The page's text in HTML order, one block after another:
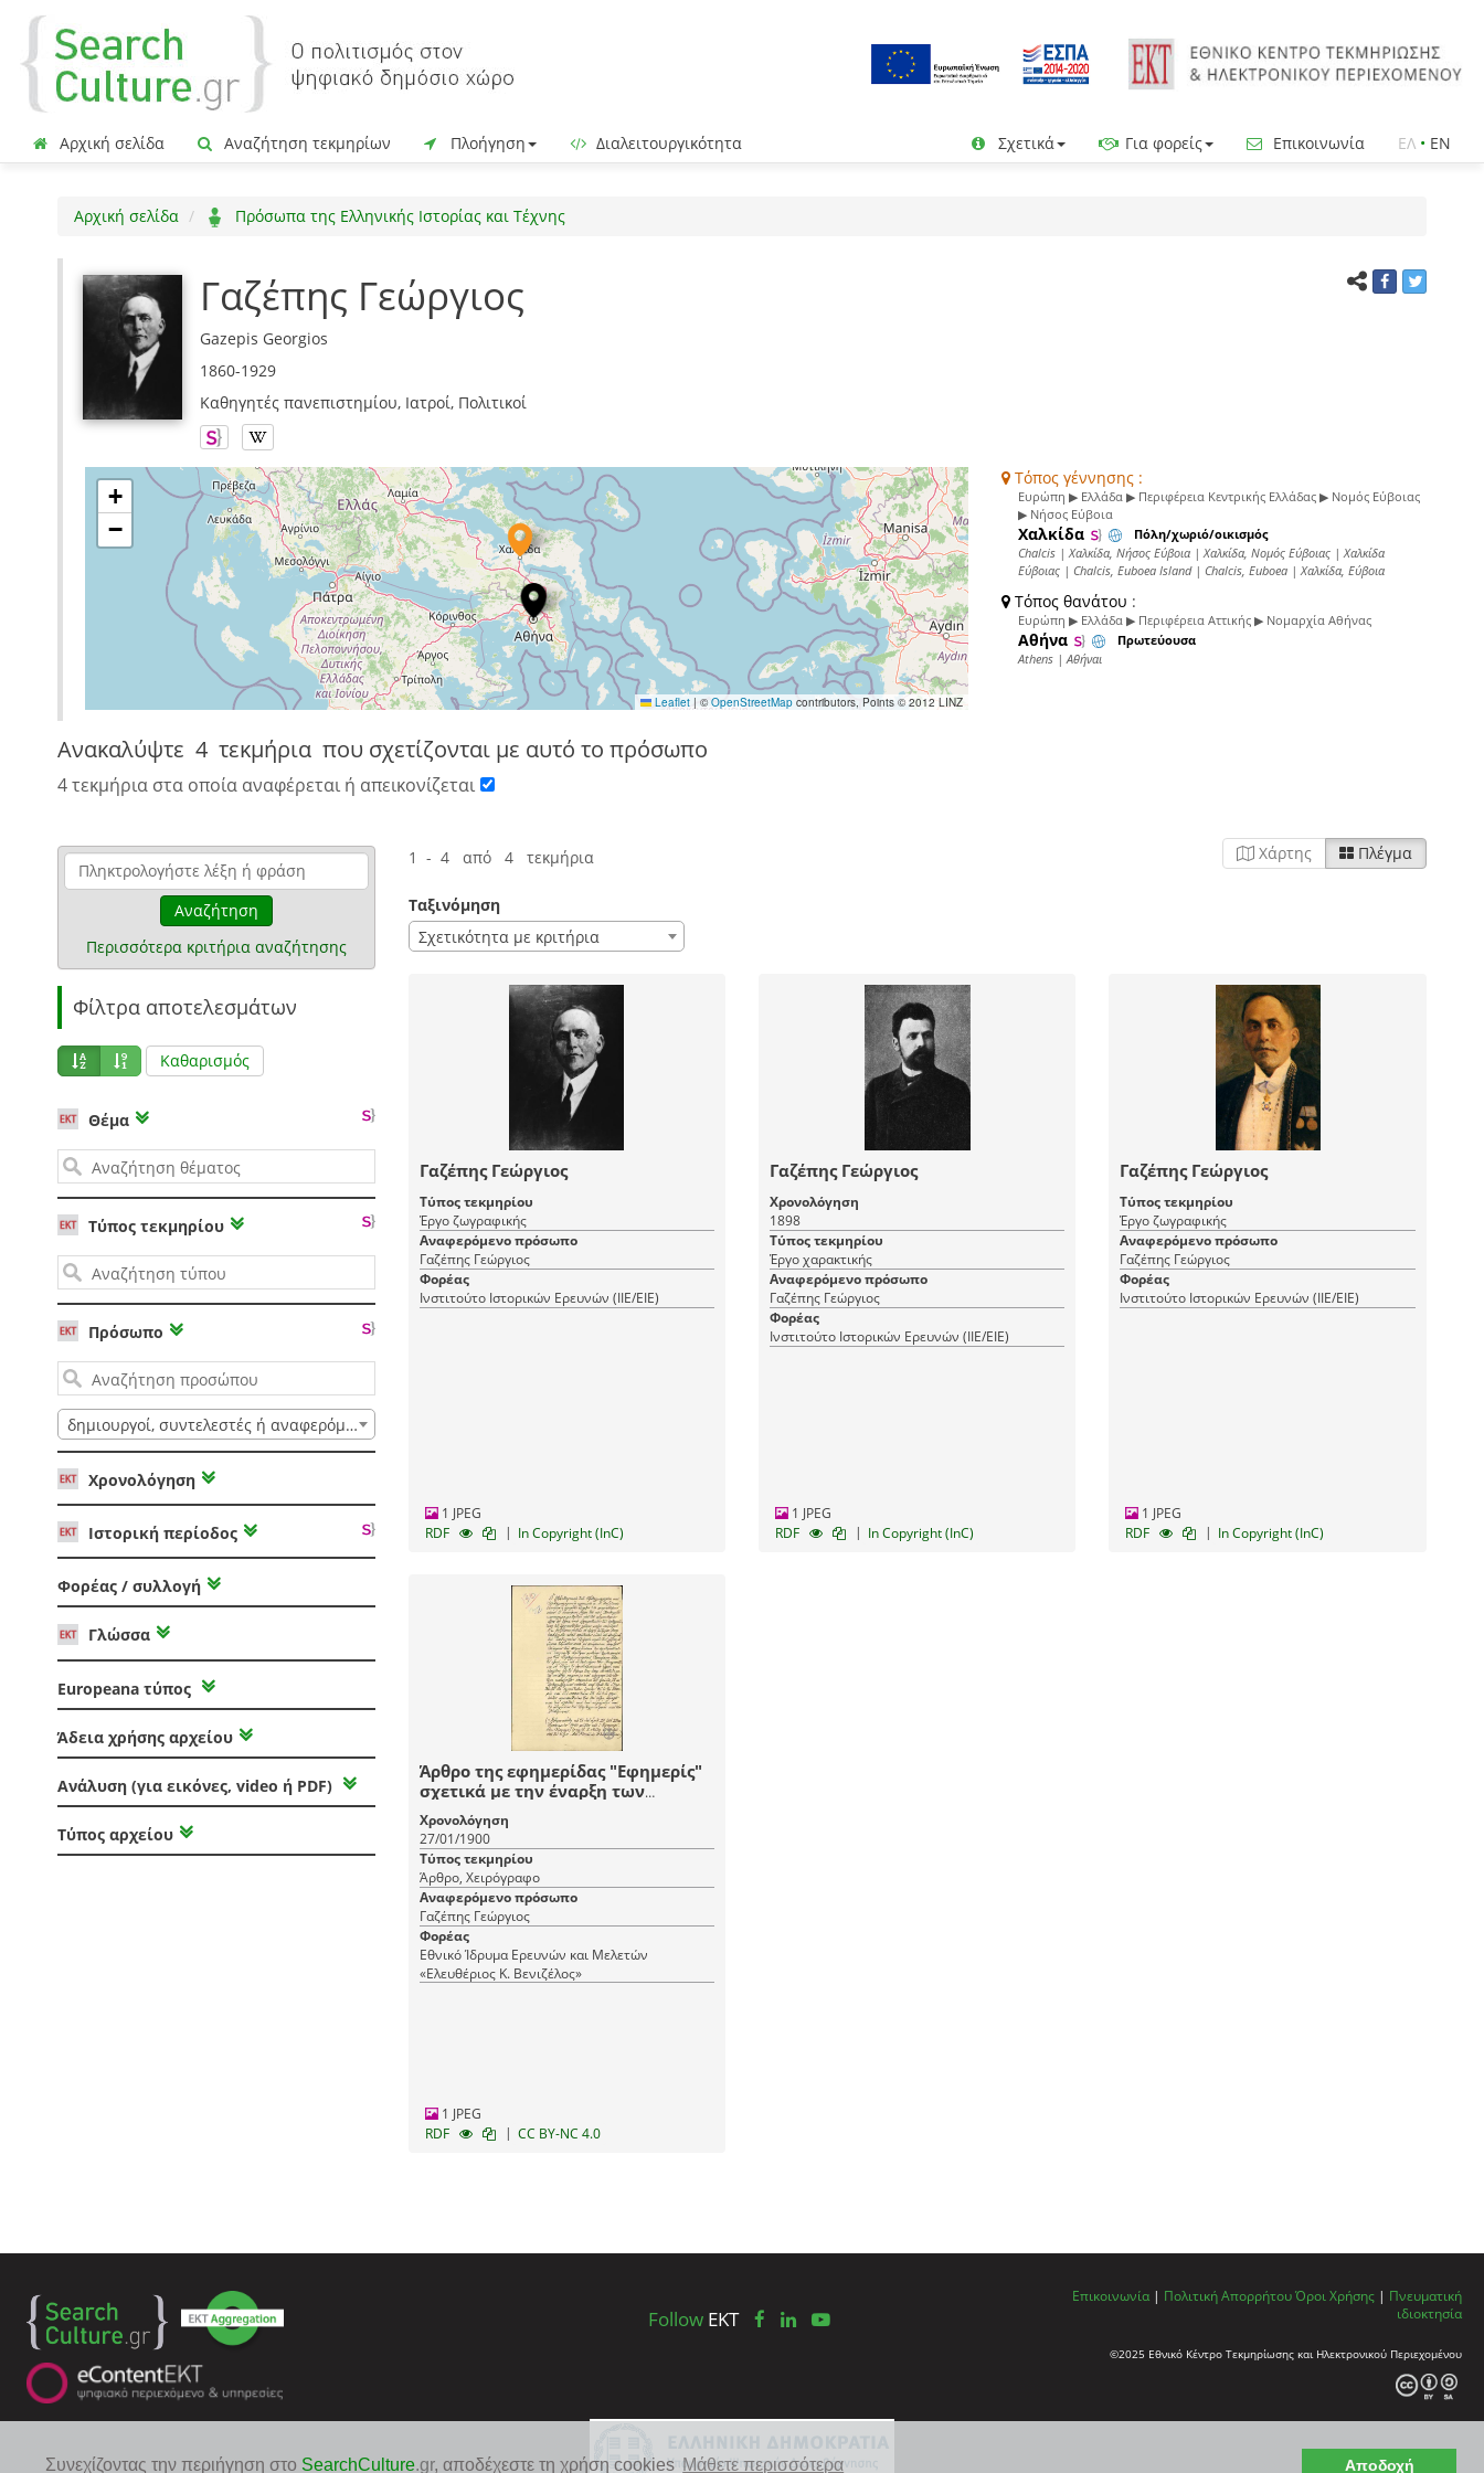
Συνεχίζοντας την περιήγηση στο SearchCulture.gr, αποδέχεστε τη χρήση cookies Μάθετε περισσότερα Αποδοχή
Αρχική σελίδα Αναζήτηση τεκμηρίων Πλοήγηση Διαλειτουργικότητα Σχετικά Για φορείς Επικοινωνία ΕΛ • EN
Αρχική σελίδα Πρόσωπα της Ελληνικής Ιστορίας και Τέχνης
Γαζέπης Γεώργιος
Gazepis Georgios
1860-1929
Καθηγητές πανεπιστημίου, Ιατροί, Πολιτικοί
+
−
Leaflet | © OpenStreetMap contributors, Points © 2012 LINZ
Τόπος γέννησης :
Ευρώπη ▶ Ελλάδα ▶ Περιφέρεια Κεντρικής Ελλάδας ▶ Νομός Εύβοιας
▶ Νήσος Εύβοια
Χαλκίδα Πόλη/χωριό/οικισμός
Chalcis | Χαλκίδα, Νήσος Εύβοια | Χαλκίδα, Νομός Εύβοιας | Χαλκίδα
Εύβοιας | Chalcis, Euboea Island | Chalcis, Euboea | Χαλκίδα, Εύβοια
Τόπος θανάτου :
Ευρώπη ▶ Ελλάδα ▶ Περιφέρεια Αττικής ▶ Νομαρχία Αθήνας
Αθήνα Πρωτεύουσα
Athens | Αθήναι
Ανακαλύψτε 4 τεκμήρια που σχετίζονται με αυτό το πρόσωπο
4 τεκμήρια στα οποία αναφέρεται ή απεικονίζεται
Αναζήτηση
Περισσότερα κριτήρια αναζήτησης
Φίλτρα αποτελεσμάτων
Καθαρισμός
Θέμα
Τύπος τεκμηρίου
Πρόσωπο
δημιουργοί, συντελεστές ή αναφερόμενοι
Χρονολόγηση
Ιστορική περίοδος
Φορέας / συλλογή
Γλώσσα
Europeana τύπος
Άδεια χρήσης αρχείου
Ανάλυση (για εικόνες, video ή PDF)
Τύπος αρχείου
1 - 4 από 4 τεκμήρια Χάρτης Πλέγμα
Ταξινόμηση
Σχετικότητα με κριτήρια
Γαζέπης Γεώργιος
Τύπος τεκμηρίου
Έργο ζωγραφικής
Αναφερόμενο πρόσωπο
Γαζέπης Γεώργιος
Φορέας
Ινστιτούτο Ιστορικών Ερευνών (ΙΙΕ/ΕΙΕ)
1 JPEG
RDF
| In Copyright (InC)
Γαζέπης Γεώργιος
Χρονολόγηση
1898
Τύπος τεκμηρίου
Έργο χαρακτικής
Αναφερόμενο πρόσωπο
Γαζέπης Γεώργιος
Φορέας
Ινστιτούτο Ιστορικών Ερευνών (ΙΙΕ/ΕΙΕ)
1 JPEG
RDF
| In Copyright (InC)
Γαζέπης Γεώργιος
Τύπος τεκμηρίου
Έργο ζωγραφικής
Αναφερόμενο πρόσωπο
Γαζέπης Γεώργιος
Φορέας
Ινστιτούτο Ιστορικών Ερευνών (ΙΙΕ/ΕΙΕ)
1 JPEG
RDF
| In Copyright (InC)
Άρθρο της εφημερίδας "Εφημερίς"
σχετικά με την έναρξη των
μαθημάτων του καθηγητή της
Οφθαλμολογίας και
Οφθαλμολογικής Κλινικής Γ.
Γαζέπη.
Χρονολόγηση
27/01/1900
Τύπος τεκμηρίου
Άρθρο, Χειρόγραφο
Αναφερόμενο πρόσωπο
Γαζέπης Γεώργιος
Φορέας
Εθνικό Ίδρυμα Ερευνών και Μελετών
«Ελευθέριος Κ. Βενιζέλος»
1 JPEG
RDF
| CC BY-NC 4.0
FollowEKT
Επικοινωνία | Πολιτική ΑπορρήτουΌροι Χρήσης | Πνευματική
ιδιοκτησία
©2025 Εθνικό Κέντρο Τεκμηρίωσης και Ηλεκτρονικού Περιεχομένου